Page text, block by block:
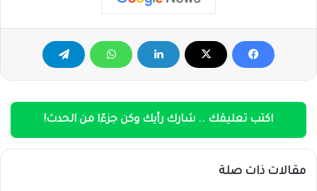
اكتب تعليقك .. شارك رأيك وكن جزءًا من الحدث!
مقالات ذات صلة